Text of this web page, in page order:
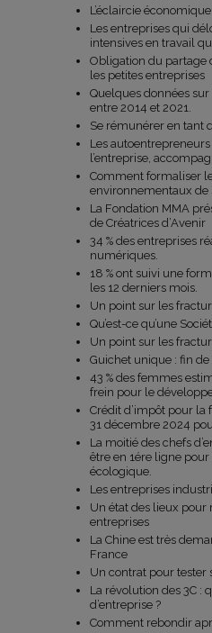
L’éclaircie
Les entreprises qui
intensives en travail
Obligation du partage
les petites entreprises
Quelques données
entre 2014 et 2021.
Se rémunérer en tant
Les
l’entreprise,
Comment formaliser
environnementaux de
La Fondation MMA
de Créatrices d’Avenir
34 % des entreprises
numériques.
18 % ont suivi une
les 12 derniers mois.
Un point sur les
Qu’est-ce qu’une
Un point sur les
Guichet unique : fin
43 % des femmes
frein pour le
Crédit d’impôt pour la
31 décembre 2024
La moitié des chefs
être en 1ére ligne
écologique.
Les entreprises
Un état des lieux pour
entreprises
La Chine est très
France
Un contrat pour tester
La révolution des 3C :
d’entreprise ?
Comment rebondir